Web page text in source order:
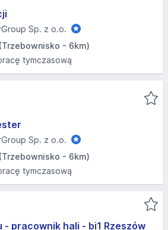
Sp. z o.o.
- 6km)
tymczasową
Sp. z o.o.
- 6km)
tymczasową
- pracownik hali - bi1 Rzeszów